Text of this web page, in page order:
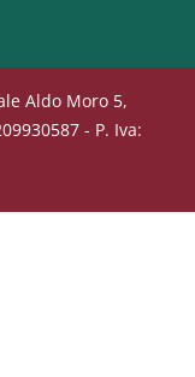
Aldo Moro 5,
- P. Iva: